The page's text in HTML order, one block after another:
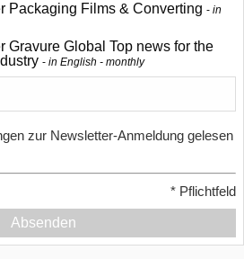
Packaging Films & Converting
in
Gravure Global Top news for the
in English - monthly
zur Newsletter-Anmeldung gelesen
* Pflichtfeld
Absenden